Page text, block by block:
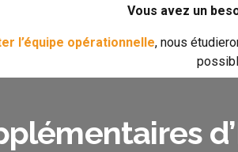
Vous avez un
l’équipe opérationnelle, nous